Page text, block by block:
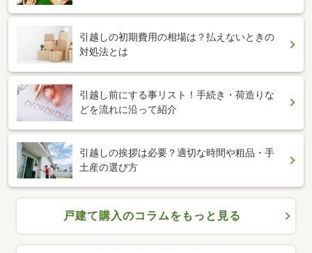
引越しの初期費用の相場は？払えないときの
対処法とは
引越し前にする事リスト！手続き・荷造りな
どを流れに沿って紹介
引越しの挨拶は必要？適切な時間や粗品・手
土産の選び方
戸建て購入のコラムをもっと見る